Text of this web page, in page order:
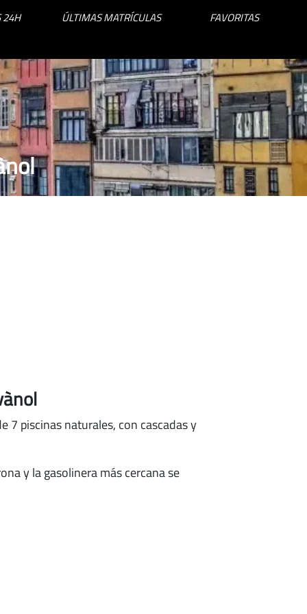
24H ÚLTIMAS MATRÍCULAS FAVORITAS
7 piscinas naturales, con cascadas y
y la gasolinera más cercana se